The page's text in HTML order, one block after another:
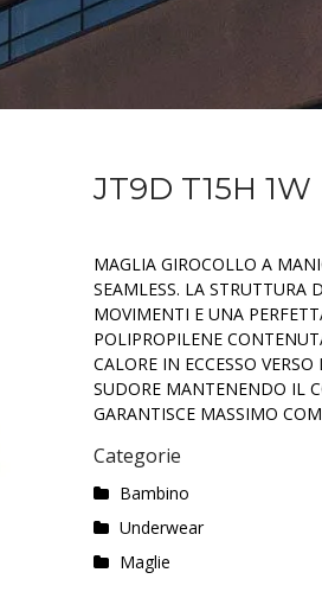
JT9D T15H
MAGLIA GIROCOLLO A
SEAMLESS. LA STRUTTURA
MOVIMENTI E UNA
POLIPROPILENE
CALORE IN ECCESSO
SUDORE MANTENENDO IL
GARANTISCE MASSIMO
Categorie
Bambino
Underwear
Maglie